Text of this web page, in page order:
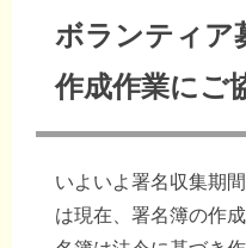
ボランティ
作成作業にご
いよいよ署名収集期
は現在、署名簿の作